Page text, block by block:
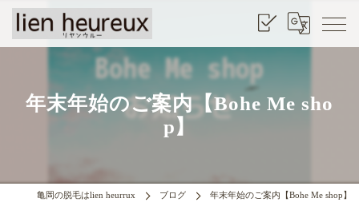
年末年始のご案内【Bohe Me sho
p】
亀岡の脱毛はlien heurrux ブログ 年末年始のご案内【Bohe Me shop】